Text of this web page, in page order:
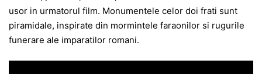
usor in urmatorul film. Monumentele celor doi frati sunt
piramidale, inspirate din mormintele faraonilor si rugurile
funerare ale imparatilor romani.